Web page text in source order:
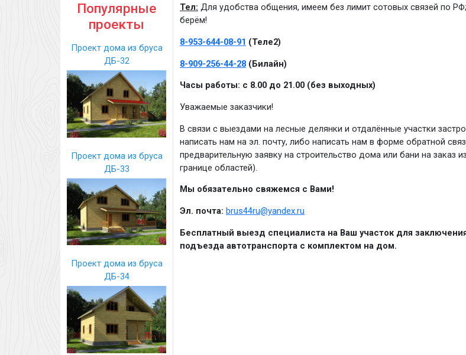
Популярные
проекты
Проект дома из бруса
ДБ-32
Проект дома из бруса
ДБ-33
Проект дома из бруса
ДБ-34
Тел: Для удобства общения, имеем без лимит сотовых связей по
берём!
8-953-644-08-91 (Теле2)
8-909-256-44-28 (Билайн)
Часы работы: с 8.00 до 21.00 (без выходных)
Уважаемые заказчики!
В связи с выездами на лесные делянки и отдалённые участки
написать нам на эл. почту, либо написать нам в форме обратной
предварительную заявку на строительство дома или бани на
границе областей).
Мы обязательно свяжемся с Вами!
Эл. почта: brus44ru@yandex.ru
Бесплатный выезд специалиста на Ваш участок для
подъезда автотранспорта с комплектом на дом.